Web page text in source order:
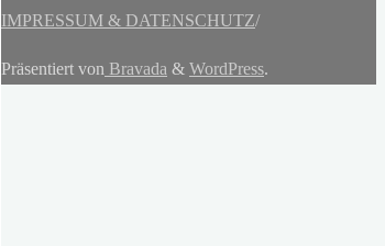
IMPRESSUM & DATENSCHUTZ/
Präsentiert von Bravada & WordPress.